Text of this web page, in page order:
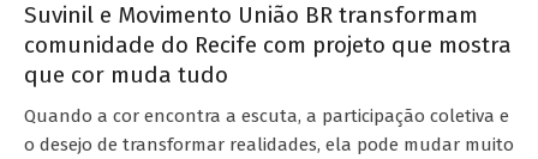
Suvinil e Movimento União BR transformam
comunidade do Recife com projeto que mostra
que cor muda tudo
Quando a cor encontra a escuta, a participação coletiva e
o desejo de transformar realidades, ela pode mudar muito